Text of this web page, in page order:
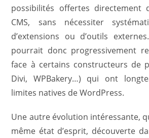
possibilités offertes
CMS, sans nécessiter
d’extensions ou d’outils
pourrait donc progressivement
face à certains constructeurs de
Divi, WPBakery…) qui ont
limites natives de WordPress.
Une autre évolution intéressante,
même état d’esprit, découverte